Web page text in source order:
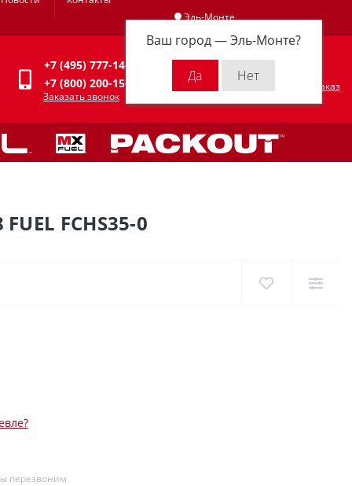
Эль-Монте
Ваш город —Эль-Монте?
Личный кабинет
+7 (495) 777-14-94
+7 (800) 200-15-94
Заказать звонок
Оформить заказ
FCHS35-0
перезвоним